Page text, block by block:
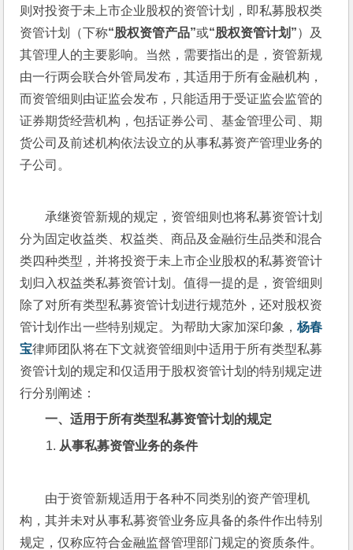
则对投资于未上市企业股权的资管计划，即私募股权类
资管计划（下称“股权资管产品”或“股权资管计划”）及
其管理人的主要影响。当然，需要指出的是，资管新规
由一行两会联合外管局发布，其适用于所有金融机构，
而资管细则由证监会发布，只能适用于受证监会监管的
证券期货经营机构，包括证券公司、基金管理公司、期
货公司及前述机构依法设立的从事私募资产管理业务的
子公司。
承继资管新规的规定，资管细则也将私募资管计划
分为固定收益类、权益类、商品及金融衍生品类和混合
类四种类型，并将投资于未上市企业股权的私募资管计
划归入权益类私募资管计划。值得一提的是，资管细则
除了对所有类型私募资管计划进行规范外，还对股权资
管计划作出一些特别规定。为帮助大家加深印象，杨春
宝律师团队将在下文就资管细则中适用于所有类型私募
资管计划的规定和仅适用于股权资管计划的特别规定进
行分别阐述：
一、适用于所有类型私募资管计划的规定
从事私募资管业务的条件
由于资管新规适用于各种不同类别的资产管理机
构，其并未对从事私募资管业务应具备的条件作出特别
规定，仅称应符合金融监督管理部门规定的资质条件。